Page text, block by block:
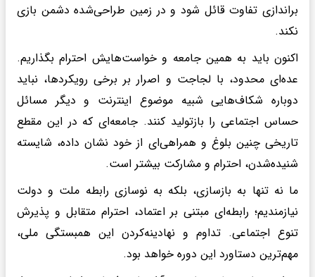
براندازی تفاوت قائل شود و در زمین طراحی‌شده دشمن بازی
نکند.
اکنون باید به همین جامعه و خواست‌هایش احترام بگذاریم.
عده‌ای محدود، با لجاجت و اصرار بر برخی رویکردها، نباید
دوباره شکاف‌هایی شبیه موضوع اینترنت و دیگر مسائل
حساس اجتماعی را بازتولید کنند. جامعه‌ای که در این مقطع
تاریخی چنین بلوغ و همراهی‌ای از خود نشان داده، شایسته
شنیده‌شدن، احترام و مشارکت بیشتر است.
ما نه تنها به بازسازی، بلکه به نوسازی رابطه ملت و دولت
نیازمندیم؛ رابطه‌ای مبتنی بر اعتماد، احترام متقابل و پذیرش
تنوع اجتماعی. تداوم و نهادینه‌کردن این همبستگی ملی،
مهم‌ترین دستاورد این دوره خواهد بود.